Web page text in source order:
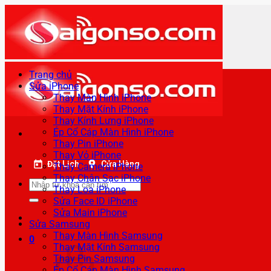
qua
nội
dung
Đặt Lịch Cửa Hàng
Tìm
kiếm:
0
Trang chủ
Sửa iPhone
Thay Màn Hình iPhone
Thay Mặt Kính iPhone
Thay Kính Lưng iPhone
Ép Cổ Cáp Màn Hình iPhone
Thay Pin iPhone
Thay Vỏ iPhone
Thay Camera iPhone
Thay Chân Sạc iPhone
Thay Loa iPhone
Sửa Face ID iPhone
Sửa Main iPhone
Sửa Samsung
Thay Màn Hình Samsung
Thay Mặt Kính Samsung
Thay Pin Samsung